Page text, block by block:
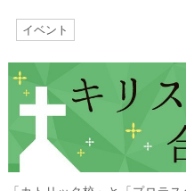
イベント